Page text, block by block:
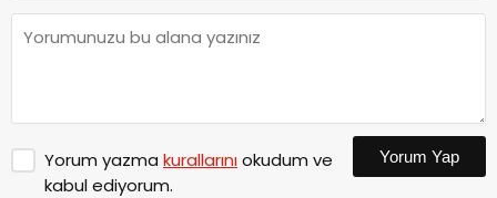
Yorum yazma kurallarınıokudum ve
kabul ediyorum.
Yorum Yap